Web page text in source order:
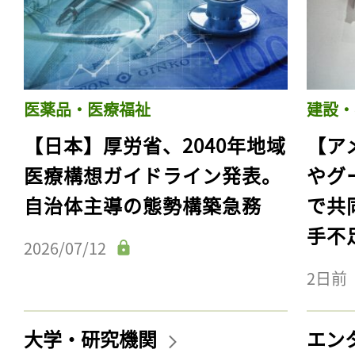
医薬品・医療福祉
【日本】厚労省、2040年地域
医療構想ガイドライン発表。
自治体主導の態勢構築急務
2026/07/12
建設
【
やグ
で共
手不
2日前
大学・研究機関 エン